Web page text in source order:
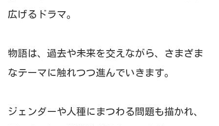
広げるドラマ。
物語は、過去や未来を交えながら、さまざま
なテーマに触れつつ進んでいきます。
ジェンダーや人種にまつわる問題も描かれ、